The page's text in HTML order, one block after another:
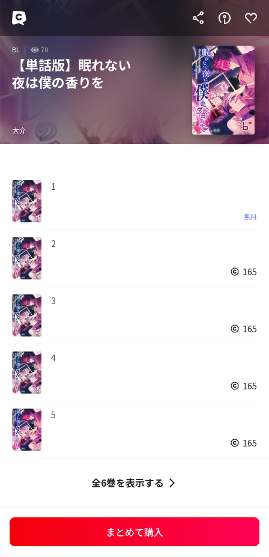
BL 70
【単話版】眠れない
夜は僕の香りを
大介
1
無料
2
165
3
165
4
165
5
165
全6巻を表示する
まとめて購入